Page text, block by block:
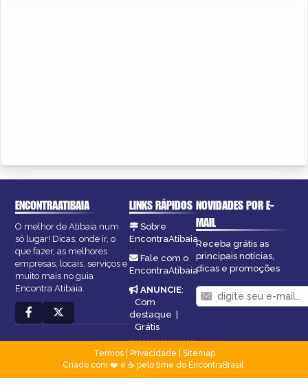
ENCONTRAATIBAIA
O melhor de Atibaia num
só lugar! Dicas, onde ir, o
que fazer, as melhores
empresas, locais, serviços e
muito mais no guia
Encontra Atibaia.
LINKS RÁPIDOS
Sobre
EncontraAtibaia
Fale com o
EncontraAtibaia
ANUNCIE:
Com
destaque |
Grátis
NOVIDADES POR E-
MAIL
Receba grátis as
principais notícias,
dicas e promoções
Termos| Privacidade
Sitemap
Criado com ❤️ e ☕ pelo time do EncontraBrasil